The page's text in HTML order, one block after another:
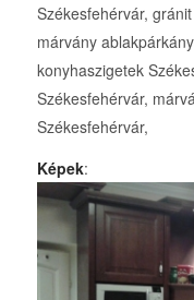
Székesfehérvár,
márvány
konyhaszigetek
Székesfehérvár,
Székesfehérvár,
Képek: